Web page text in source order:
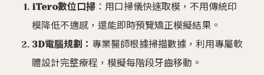
iTero數位口掃 ：用口掃儀快速取模，不用傳統印
模降低不適感，還能即時預覽矯正模擬結果。
3D電腦規劃： 專業醫師根據掃描數據，利用專屬軟
體設計完整療程，模擬每階段牙齒移動。